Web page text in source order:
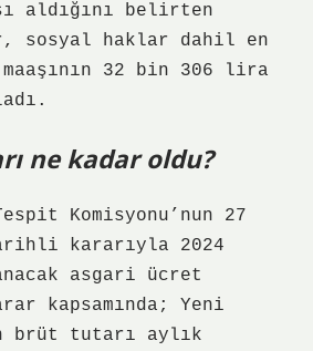
aldığını belirten
sosyal haklar dahil en
32 bin 306 lira
ne kadar oldu?
Komisyonu’nun 27
kararıyla 2024
asgari ücret
kapsamında; Yeni
brüt tutarı aylık